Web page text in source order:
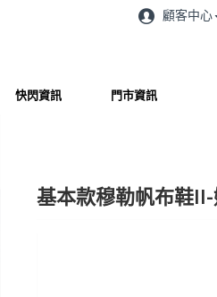
顧客中心
快閃資訊 門市資訊
基本款穆勒帆布鞋